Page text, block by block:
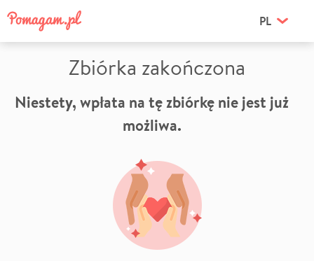
PL
Zbiórka zakończona
Niestety, wpłata na tę zbiórkę nie jest już
możliwa.